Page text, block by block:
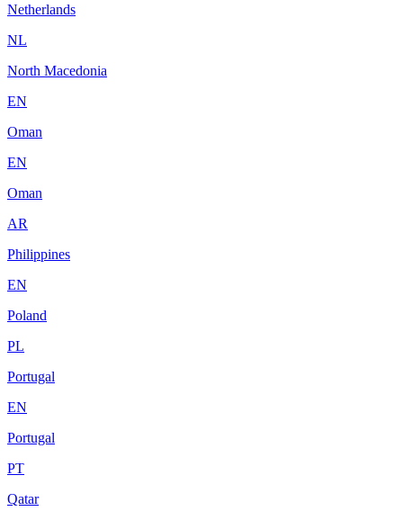
Netherlands
NL
North Macedonia
EN
Oman
EN
Oman
AR
Philippines
EN
Poland
PL
Portugal
EN
Portugal
PT
Qatar